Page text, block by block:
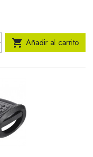
 Añadir al carrito